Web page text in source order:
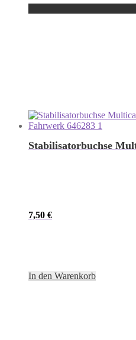
Stabilisatorbuchse
7,50 €
In den Warenkorb